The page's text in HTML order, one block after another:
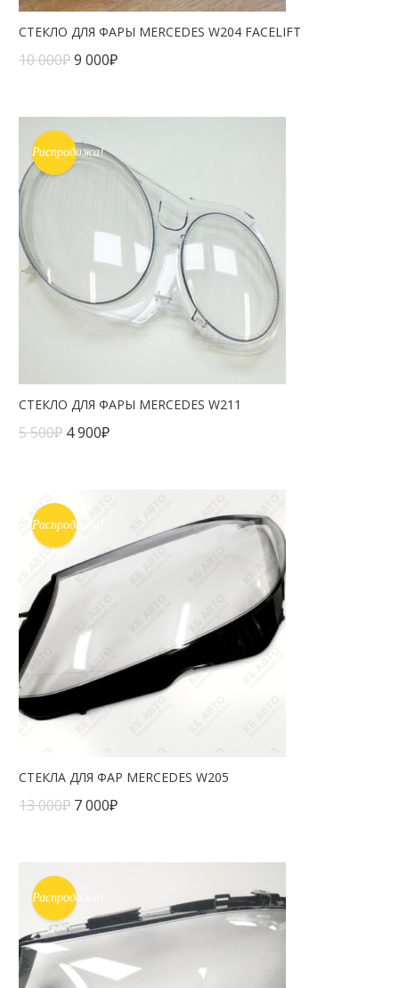
СТЕКЛО ДЛЯ ФАРЫ MERCEDES W204 FACELIFT
10 000₽9 000₽
Распродажа!
СТЕКЛО ДЛЯ ФАРЫ MERCEDES W211
5 500₽ 4 900₽
Распродажа!
СТЕКЛА ДЛЯ ФАР MERCEDES W205
13 000₽ 7 000₽
Распродажа!